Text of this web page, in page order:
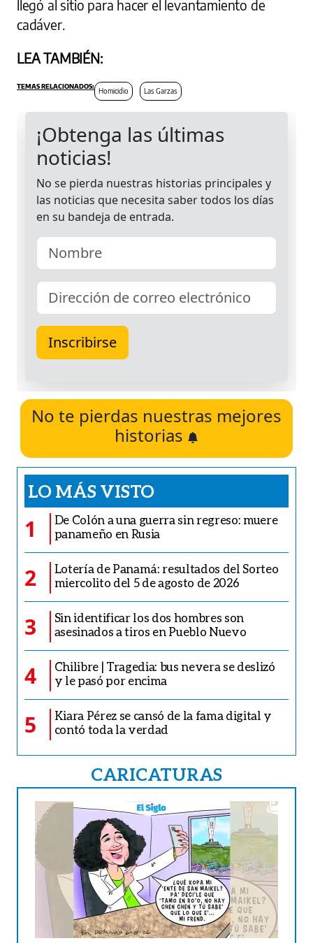
llegó al sitio para hacer el levantamiento de
cadáver.
LEA TAMBIÉN:
Homicidio Las Garzas
No te pierdas nuestras mejores
historias
LO MÁS VISTO
1
De Colón a una guerra sin regreso: muere
panameño en Rusia
2
Lotería de Panamá: resultados del Sorteo
miercolito del 5 de agosto de 2026
3
Sin identificar los dos hombres son
asesinados a tiros en Pueblo Nuevo
4
Chilibre | Tragedia: bus nevera se deslizó
y le pasó por encima
5
Kiara Pérez se cansó de la fama digital y
contó toda la verdad
CARICATURAS